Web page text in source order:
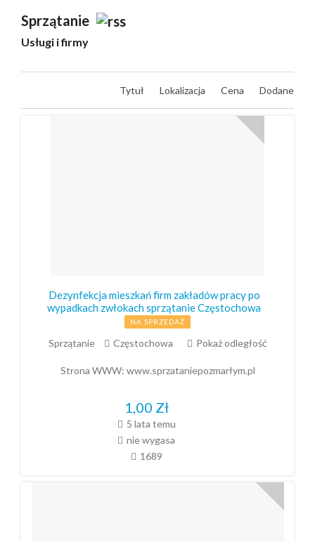
Sprzątanie
Usługi i firmy
Tytuł Lokalizacja Cena Dodane
Dezynfekcja mieszkań firm zakładów pracy po
wypadkach zwłokach sprzątanie Częstochowa
NA SPRZEDAŻ
Sprzątanie Częstochowa Pokaż odległość
Strona WWW: www.sprzataniepozmarłym.pl
1,00 Zł
5 lata temu
nie wygasa
1689